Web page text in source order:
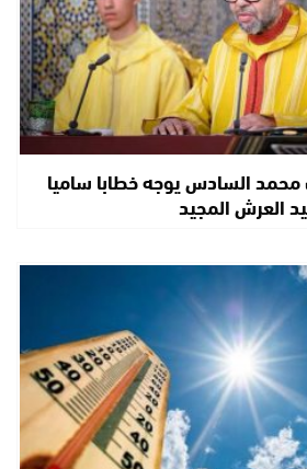
محمد السادس يوجه خطابا ساميا
العرش المجيد